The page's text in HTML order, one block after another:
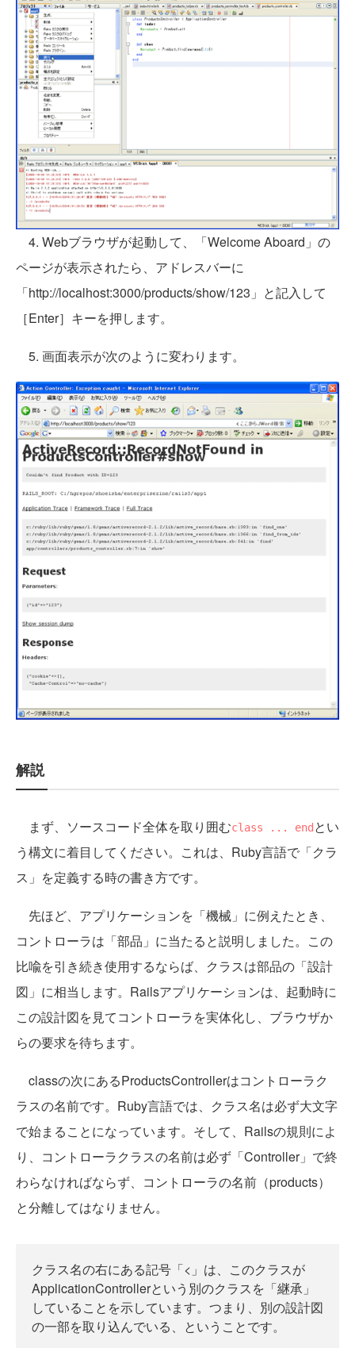
4. Webブラウザが起動して、「Welcome Aboard」の
ページが表示されたら、アドレスバーに
「http://localhost:3000/products/show/123」と記入して
［Enter］キーを押します。
5. 画面表示が次のように変わります。
解説
まず、ソースコード全体を取り囲むclass ... end とい
う構文に着目してください。これは、Ruby言語で「クラ
ス」を定義する時の書き方です。
先ほど、アプリケーションを「機械」に例えたとき、
コントローラは「部品」に当たると説明しました。この
比喩を引き続き使用するならば、クラスは部品の「設計
図」に相当します。Railsアプリケーションは、起動時に
この設計図を見てコントローラを実体化し、ブラウザか
らの要求を待ちます。
classの次にあるProductsControllerはコントローラク
ラスの名前です。Ruby言語では、クラス名は必ず大文字
で始まることになっています。そして、Railsの規則によ
り、コントローラクラスの名前は必ず「Controller」で終
わらなければならず、コントローラの名前（products）
と分離してはなりません。
クラス名の右にある記号「<」は、このクラスが
ApplicationControllerという別のクラスを「継承」
していることを示しています。つまり、別の設計図
の一部を取り込んでいる、ということです。